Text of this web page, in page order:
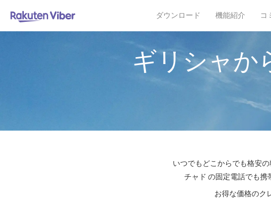
ダウンロード 機能紹介 コ
ギリシャか
いつでもどこからでも格安
チャド の固定電話でも携
お得な価格のク